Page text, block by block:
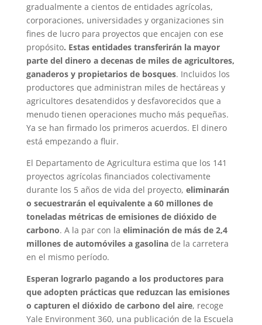
gradualmente a cientos de entidades agrícolas,
corporaciones, universidades y organizaciones sin
fines de lucro para proyectos que encajen con ese
propósito. Estas entidades transferirán la mayor
parte del dinero a decenas de miles de agricultores,
ganaderos y propietarios de bosques. Incluidos los
productores que administran miles de hectáreas y
agricultores desatendidos y desfavorecidos que a
menudo tienen operaciones mucho más pequeñas.
Ya se han firmado los primeros acuerdos. El dinero
está empezando a fluir.
El Departamento de Agricultura estima que los 141
proyectos agrícolas financiados colectivamente
durante los 5 años de vida del proyecto, eliminarán
o secuestrarán el equivalente a 60 millones de
toneladas métricas de emisiones de dióxido de
carbono. A la par con la eliminación de más de 2,4
millones de automóviles a gasolinade la carretera
en el mismo período.
Esperan lograrlo pagando a los productores para
que adopten prácticas que reduzcan las emisiones
o capturen el dióxido de carbono del aire, recoge
Yale Environment 360, una publicación de la Escuela